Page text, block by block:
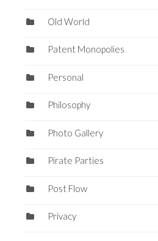
Old World
Patent Monopolies
Personal
Philosophy
Photo Gallery
Pirate Parties
Post Flow
Privacy